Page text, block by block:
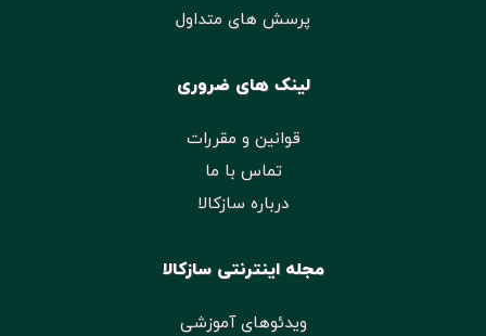
پرسش های متداول
لینک های ضروری
قوانین و مقررات
تماس با ما
درباره سازکالا
مجله اینترنتی سازکالا
ویدئوهای آموزشی